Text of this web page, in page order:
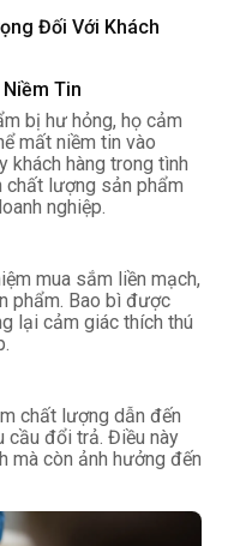
Đối Với Khách
Tin
bị hư hỏng, họ cảm
mất niềm tin vào
khách hàng trong tình
chất lượng sản phẩm
nghiệp.
mua sắm liền mạch,
phẩm. Bao bì được
lại cảm giác thích thú
chất lượng dẫn đến
cầu đổi trả. Điều này
mà còn ảnh hưởng đến